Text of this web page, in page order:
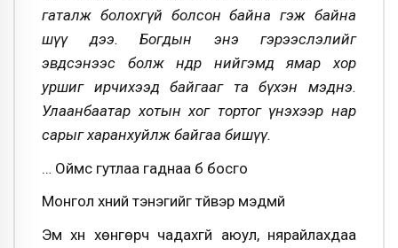
гаталж болохгүй болсон байна гэж байна
шүү дээ. Богдын энэ гэрээслэлийг
эвдсэнээс болж өнөөдөр нийгэмд ямар хор
уршиг ирчихээд байгааг та бүхэн мэднэ.
Улаанбаатар хотын хог тортог үнэхээр нар
сарыг харанхуйлж байгаа бишүү.
… Оймс гутлаа гаднаа бүү босго
Монгол хүний тэнэгийг түйвэр мэдмүй
Эм хүн хөнгөрч чадахгүй аюул, нярайлахдаа